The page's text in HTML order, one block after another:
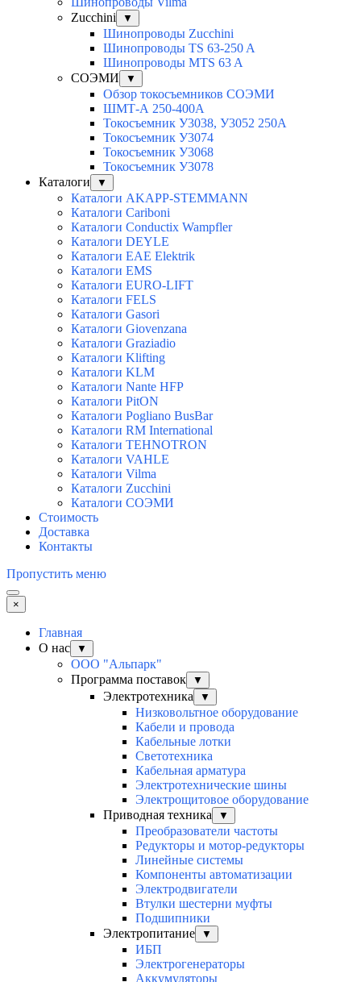
Zucchini
▼
Шинопроводы Zucchini
Шинопроводы TS 63-250 A
Шинопроводы MTS 63 A
СОЭМИ
▼
Обзор токосъемников СОЭМИ
ШМТ-А 250-400А
Токосъемник У3038, У3052 250А
Токосъемник У3074
Токосъемник У3068
Токосъемник У3078
Каталоги
▼
Каталоги AKAPP-STEMMANN
Каталоги Cariboni
Каталоги Conductix Wampfler
Каталоги DEYLE
Каталоги EAE Elektrik
Каталоги EMS
Каталоги EURO-LIFT
Каталоги FELS
Каталоги Gasori
Каталоги Giovenzana
Каталоги Graziadio
Каталоги Klifting
Каталоги KLM
Каталоги Nante HFP
Каталоги PitON
Каталоги Pogliano BusBar
Каталоги RM International
Каталоги TEHNOTRON
Каталоги VAHLE
Каталоги Vilma
Каталоги Zucchini
Каталоги СОЭМИ
Стоимость
Доставка
Контакты
Пропустить меню
×
Главная
О нас
▼
ООО "Альпарк"
Программа поставок
▼
Электротехника ▼
Низковольтное оборудование
Кабели и провода
Кабельные лотки
Светотехника
Кабельная арматура
Электротехнические шины
Электрощитовое оборудование
Приводная техника
▼
Преобразователи частоты
Редукторы и мотор-редукторы
Линейные системы
Компоненты автоматизации
Электродвигатели
Втулки шестерни муфты
Подшипники
Электропитание
▼
ИБП
Электрогенераторы
Аккумуляторы